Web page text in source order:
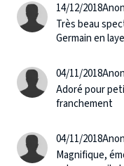
14/12/2018
Très beau
Germain en
04/11/2018
Adoré pour
franchement
04/11/2018
Magnifique,